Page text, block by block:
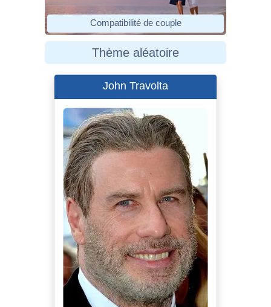
Compatibilité de couple
Thème aléatoire
John Travolta